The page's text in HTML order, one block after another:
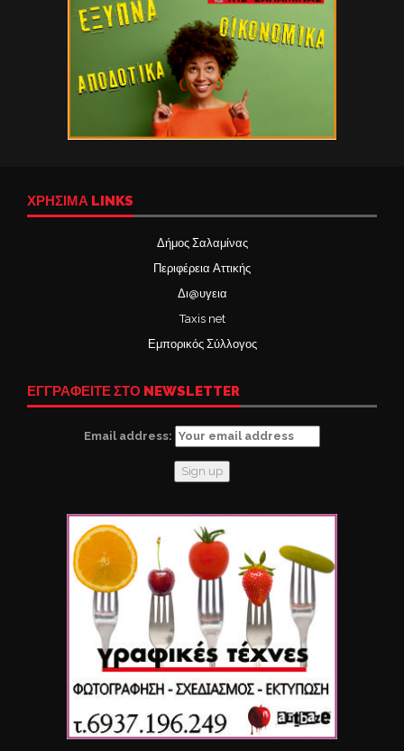
ΧΡΉΣΙΜΑ LINKS
Δήμος Σαλαμίνας
Περιφέρεια Αττικής
Δι@υγεια
Taxis net
Εμπορικός Σύλλογος
ΕΓΓΡΑΦΕΙΤΕ ΣΤΟ NEWSLETTER
Email address: